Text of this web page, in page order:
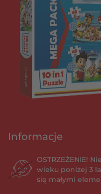
Informacje
OSTRZEŻENIE!
wieku poniżej 3
się małymi